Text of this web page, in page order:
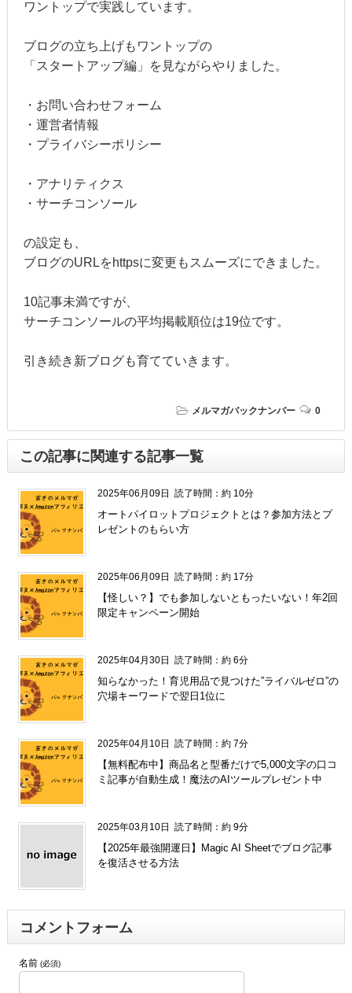
ワントップで実践しています。
ブログの立ち上げもワントップの
「スタートアップ編」を見ながらやりました。
・お問い合わせフォーム
・運営者情報
・プライバシーポリシー
・アナリティクス
・サーチコンソール
の設定も、
ブログのURLをhttpsに変更もスムーズにできました。
10記事未満ですが、
サーチコンソールの平均掲載順位は19位です。
引き続き新ブログも育てていきます。
メルマガバックナンバー 0
この記事に関連する記事一覧
2025年06月09日 読了時間：約 10分
オートパイロットプロジェクトとは？参加方法とプ
レゼントのもらい方
2025年06月09日 読了時間：約 17分
【怪しい？】でも参加しないともったいない！年2回
限定キャンペーン開始
2025年04月30日 読了時間：約 6分
知らなかった！育児用品で見つけた”ライバルゼロ”の
穴場キーワードで翌日1位に
2025年04月10日 読了時間：約 7分
【無料配布中】商品名と型番だけで5,000文字の口コ
ミ記事が自動生成！魔法のAIツールプレゼント中
2025年03月10日 読了時間：約 9分
【2025年最強開運日】Magic AI Sheetでブログ記事
を復活させる方法
コメントフォーム
名前 (必須)